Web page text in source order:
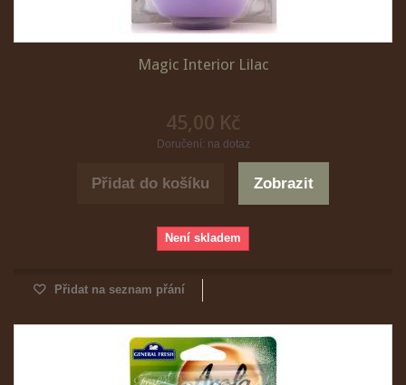
Magic Interior Lilac
45,00 Kč
Doručení: na dotaz
Přidat do košíku Zobrazit
Není skladem
Přidat na seznam přání